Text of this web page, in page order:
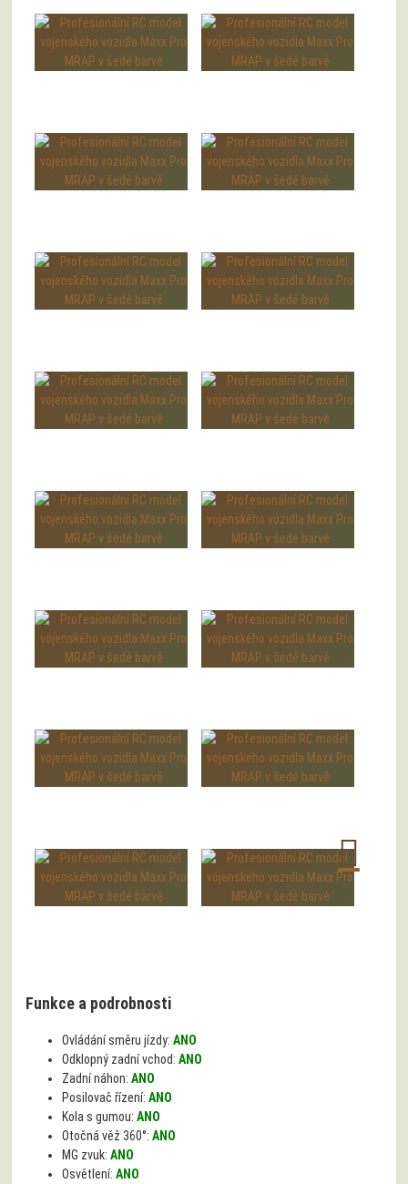
Funkce a podrobnosti
Ovládání směru jízdy:ANO
Odklopný zadní vchod:ANO
Zadní náhon:ANO
Posilovač řízení:ANO
Kola s gumou:ANO
Otočná věž 360°:ANO
MG zvuk:ANO
Osvětlení:ANO